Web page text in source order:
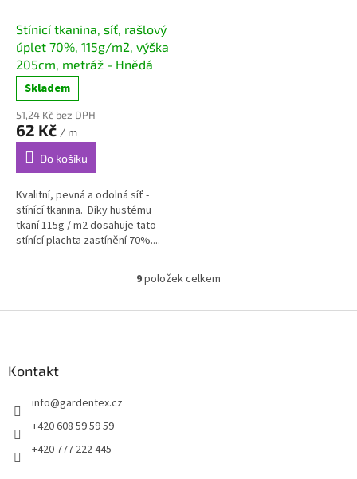
Stínící tkanina, síť, rašlový
úplet 70%, 115g/m2, výška
205cm, metráž - Hnědá
Skladem
51,24 Kč bez DPH
62 Kč / m
Do košíku
Kvalitní, pevná a odolná síť -
stínící tkanina. Díky hustému
tkaní 115g / m2 dosahuje tato
stínící plachta zastínění 70%....
O
l
9položek celkem
Kontakt
info@gardentex.cz
+420 608 59 59 59
+420 777 222 445